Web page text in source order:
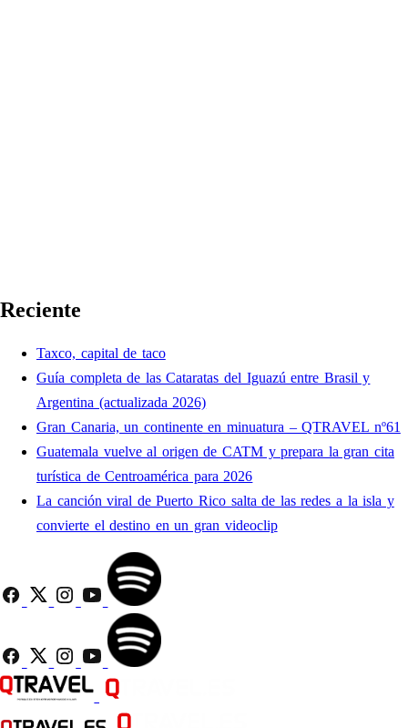
Reciente
Taxco, capital de taco
Guía completa de las Cataratas del Iguazú entre Brasil y
Argentina (actualizada 2026)
Gran Canaria, un continente en minuatura – QTRAVEL nº61
Guatemala vuelve al origen de CATM y prepara la gran cita
turística de Centroamérica para 2026
La canción viral de Puerto Rico salta de las redes a la isla y
convierte el destino en un gran videoclip